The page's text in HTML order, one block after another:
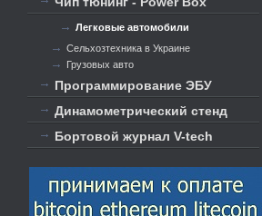
Легковые автомобили
Сельхозтехника в Украине
Грузовых авто
Программирование ЭБУ
Динамометрический стенд
Бортовой журнал V-tech